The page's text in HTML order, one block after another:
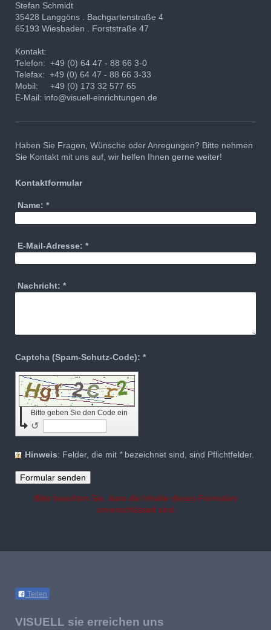
Stefan Schmidt
35428 Langgöns . Bachgartenstraße 4
65193 Wiesbaden . Forststraße 47
Kontakt:
Telefon: +49 (0) 64 47 - 88 66 3-0
Telefax: +49 (0) 64 47 - 88 66 3-33
Mobil: +49 (0) 173 32 577 65
E-Mail: info@visuell-einrichtungen.de
Haben Sie Fragen, Wünsche oder Anregungen? Bitte nehmen
Sie Kontakt mit uns auf, wir helfen Ihnen gerne weiter!
Kontaktformular
Name: *
E-Mail-Adresse: *
Nachricht: *
Captcha (Spam-Schutz-Code): *
Bitte geben Sie den Code ein
↺
Hinweis : Felder, die mit *bezeichnet sind, sind Pflichtfelder.
Bitte beachten Sie, dass die Inhalte dieses Formulars
unverschlüsselt sind
Teilen
VISUELL sie erreichen uns